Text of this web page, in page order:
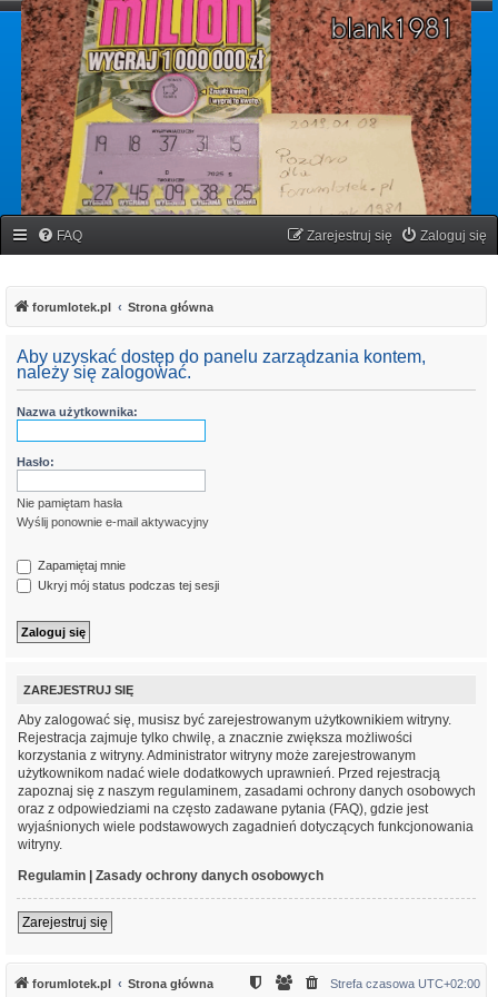
forumlotek.pl
Forum gier liczbowych
FAQ Zaloguj się
Zarejestruj się
forumlotek.pl Strona główna
Aby uzyskać dostęp do panelu zarządzania kontem,
należy się zalogować.
Nazwa użytkownika:
Hasło:
Nie pamiętam hasła
Wyślij ponownie e-mail aktywacyjny
Zapamiętaj mnie
Ukryj mój status podczas tej sesji
ZAREJESTRUJ SIĘ
Aby zalogować się, musisz być zarejestrowanym użytkownikiem witryny.
Rejestracja zajmuje tylko chwilę, a znacznie zwiększa możliwości
korzystania z witryny. Administrator witryny może zarejestrowanym
użytkownikom nadać wiele dodatkowych uprawnień. Przed rejestracją
zapoznaj się z naszym regulaminem, zasadami ochrony danych osobowych
oraz z odpowiedziami na często zadawane pytania (FAQ), gdzie jest
wyjaśnionych wiele podstawowych zagadnień dotyczących funkcjonowania
witryny.
Regulamin
Zasady ochrony danych osobowych
Zarejestruj się
forumlotek.pl Strona główna Strefa czasowa UTC+02:00